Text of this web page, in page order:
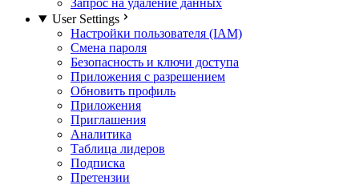
Запрос на удаление данных
User Settings
Настройки пользователя (IAM)
Смена пароля
Безопасность и ключи доступа
Приложения с разрешением
Обновить профиль
Приложения
Приглашения
Аналитика
Таблица лидеров
Подписка
Претензии